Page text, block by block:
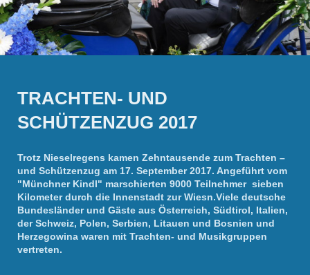
TRACHTEN- UND
SCHÜTZENZUG 2017
Trotz Nieselregens kamen Zehntausende zum Trachten –
und Schützenzug am 17. September 2017. Angeführt vom
"Münchner Kindl" marschierten 9000 Teilnehmer sieben
Kilometer durch die Innenstadt zur Wiesn.Viele deutsche
Bundesländer und Gäste aus Österreich, Südtirol, Italien,
der Schweiz, Polen, Serbien, Litauen und Bosnien und
Herzegowina waren mit Trachten- und Musikgruppen
vertreten.